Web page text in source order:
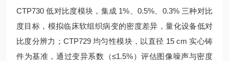
CTP730 低对比度模块，集成 1%、0.5%、0.3% 三种对比
度目标，模拟临床软组织病变的密度差异，量化设备低对
比度分辨力；CTP729 均匀性模块，以直径 15 cm 实心铸
件为基准，通过变异系数（≤1.5%）评估图像噪声与密度